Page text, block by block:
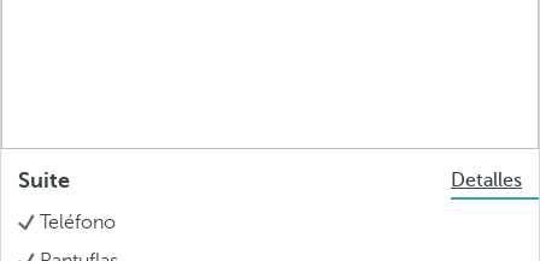
Suite
Detalles
Teléfono